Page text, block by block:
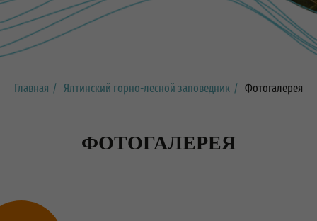
Главная / Ялтинский горно-лесной заповедник / Фотогалерея
ФОТОГАЛЕРЕЯ